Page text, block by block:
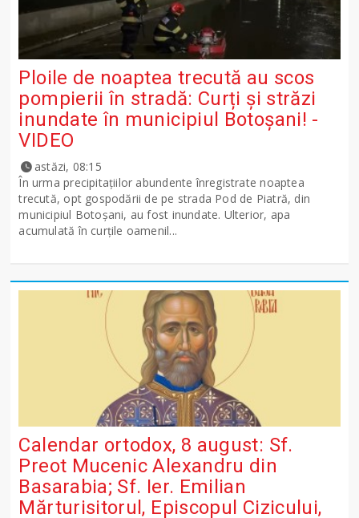
Ploile de noaptea trecută au scos
pompierii în stradă: Curți și străzi
inundate în municipiul Botoșani! -
VIDEO
astăzi, 08:15
În urma precipitațiilor abundente înregistrate noaptea
trecută, opt gospodării de pe strada Pod de Piatră, din
municipiul Botoșani, au fost inundate. Ulterior, apa
acumulată în curțile oamenil...
Calendar ortodox, 8 august: Sf.
Preot Mucenic Alexandru din
Basarabia; Sf. Ier. Emilian
Mărturisitorul, Episcopul Cizicului,